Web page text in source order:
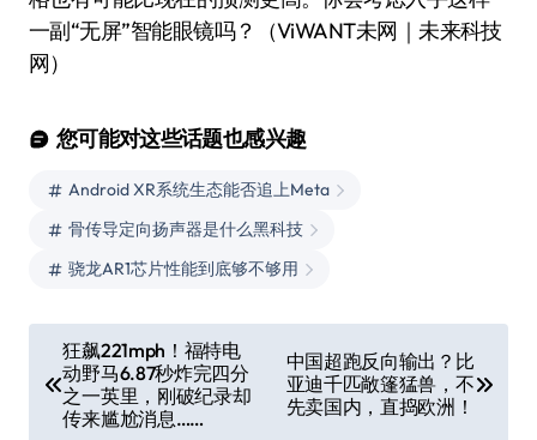
一副“无屏”智能眼镜吗？（ViWANT未网｜未来科技
网）
您可能对这些话题也感兴趣
Android XR系统生态能否追上Meta
骨传导定向扬声器是什么黑科技
骁龙AR1芯片性能到底够不够用
章
狂飙221mph！福特电
动野马6.87秒炸完四分
之一英里，刚破纪录却
传来尴尬消息……
中国超跑反向输出？比
亚迪千匹敞篷猛兽，不
先卖国内，直捣欧洲！